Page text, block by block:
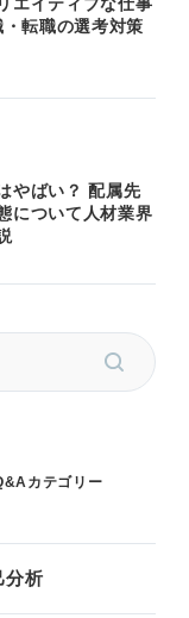
転職の選考対策
やばい？ 配属先
について人材業界
カテゴリー
分析